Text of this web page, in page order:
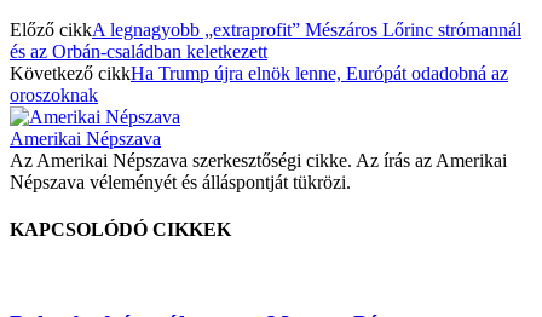
Előző cikkA legnagyobb „extraprofit” Mészáros Lőrinc strómannál
és az Orbán-családban keletkezett
Következő cikkHa Trump újra elnök lenne, Európát odadobná az
oroszoknak
Amerikai Népszava
Az Amerikai Népszava szerkesztőségi cikke. Az írás az Amerikai
Népszava véleményét és álláspontját tükrözi.
KAPCSOLÓDÓ CIKKEK